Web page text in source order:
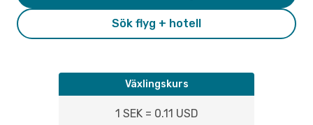
Sök flyg + hotell
Växlingskurs
1 SEK = 0.11 USD